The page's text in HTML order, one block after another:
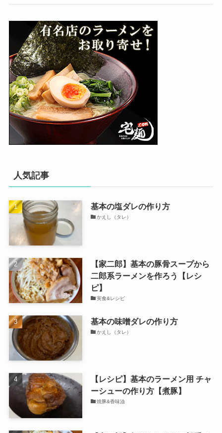
人気記事
基本の塩ダレの作り方
かえし（タレ）
【家二郎】基本の豚骨スープから
二郎系ラーメンを作ろう【レシ
ピ】
実食&レシピ
基本の味噌ダレの作り方
かえし（タレ）
【レシピ】基本のラーメン用 チャ
ーシューの作り方【煮豚】
焼豚&香味油